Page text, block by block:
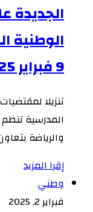
الجديدة
9 فبراير 2025
تنزيلا
المدرسية تنظم
والرياضة
إقرا المزيد
وطني
فبراير 2, 2025